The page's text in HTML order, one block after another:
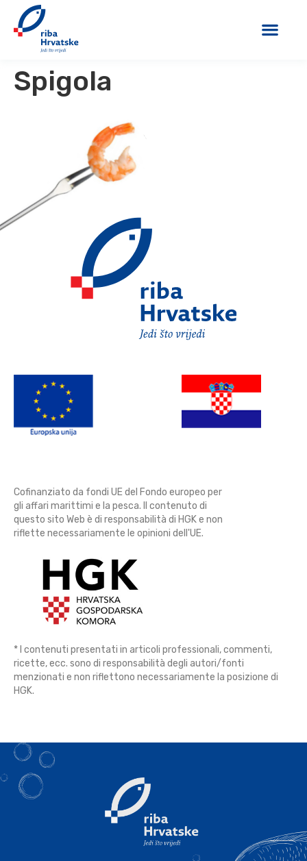
Spigola
Cofinanziato da fondi UE del Fondo europeo per
gli affari marittimi e la pesca. Il contenuto di
questo sito Web è di responsabilità di HGK e non
riflette necessariamente le opinioni dell'UE.
* I contenuti presentati in articoli professionali, commenti,
ricette, ecc. sono di responsabilità degli autori/fonti
menzionati e non riflettono necessariamente la posizione di
HGK.